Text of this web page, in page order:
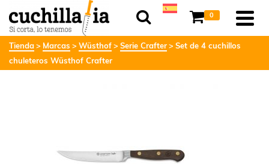
0
Tienda Marcas Wüsthof Serie Crafter
Set de 4 cuchillos
chuleteros Wüsthof Crafter